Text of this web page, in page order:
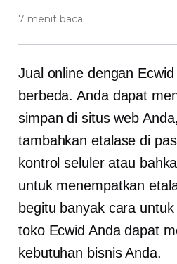
7 menit baca
Jual online dengan Ecwid
berbeda. Anda dapat
simpan di situs web
tambahkan etalase di
kontrol seluler atau
untuk menempatkan
begitu banyak cara
toko Ecwid Anda dapat
kebutuhan bisnis Anda.